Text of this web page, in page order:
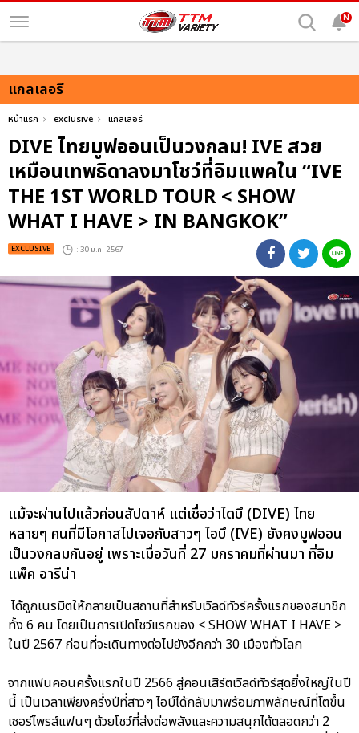
N
แกลเลอรี
หน้าแรก exclusive แกลเลอรี
DIVE ไทยมูฟออนเป็นวงกลม! IVE สวย
เหมือนเทพธิดาลงมาโชว์ที่อิมแพคใน “IVE
THE 1ST WORLD TOUR < SHOW
WHAT I HAVE > IN BANGKOK”
EXCLUSIVE : 30 ม.ค. 2567
แม้จะผ่านไปแล้วค่อนสัปดาห์ แต่เชื่อว่าไดบึ (DIVE) ไทย
หลายๆ คนที่มีโอกาสไปเจอกับสาวๆ ไอบึ (IVE) ยังคงมูฟออน
เป็นวงกลมกันอยู่ เพราะเมื่อวันที่ 27 มกราคมที่ผ่านมา ที่อิม
แพ็ค อารีน่า
ได้ถูกเนรมิตให้กลายเป็นสถานที่สำหรับเวิลด์ทัวร์ครั้งแรกของสมาชิก
ทั้ง 6 คน โดยเป็นการเปิดโชว์แรกของ < SHOW WHAT I HAVE >
ในปี 2567 ก่อนที่จะเดินทางต่อไปยังอีกกว่า 30 เมืองทั่วโลก
จากแฟนคอนครั้งแรกในปี 2566 สู่คอนเสิร์ตเวิลด์ทัวร์สุดยิ่งใหญ่ในปี
นี้ เป็นเวลาเพียงครึ่งปีที่สาวๆ ไอบึได้กลับมาพร้อมภาพลักษณ์ที่โตขึ้น
เซอร์ไพรส์แฟนๆ ด้วยโชว์ที่ส่งต่อพลังและความสนุกได้ตลอดกว่า 2